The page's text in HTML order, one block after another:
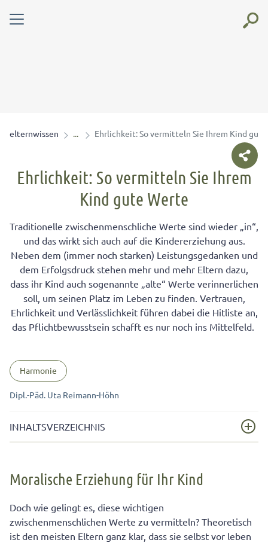
elternwissen Ehrlichkeit: So vermitteln Sie Ihrem Kind
Ehrlichkeit: So vermitteln Sie Ihrem
Kind gute Werte
Traditionelle zwischenmenschliche Werte sind wieder „in“,
und das wirkt sich auch auf die Kindererziehung aus.
Neben dem (immer noch starken) Leistungsgedanken und
dem Erfolgsdruck stehen mehr und mehr Eltern dazu,
dass ihr Kind auch sogenannte „alte“ Werte verinnerlichen
soll, um seinen Platz im Leben zu finden. Vertrauen,
Ehrlichkeit und Verlässlichkeit führen dabei die Hitliste an,
das Pflichtbewusstsein schafft es nur noch ins Mittelfeld.
Harmonie
Dipl.-Päd. Uta Reimann-Höhn
INHALTSVERZEICHNIS
Lüge ist nicht gleich Lüge
Werte und Moral: Heuchelei ist niemandem fremd
5 Tipps Kindererziehung in Sachen Ehrlichkeit
Moralische Erziehung für Ihr Kind
Doch wie gelingt es, diese wichtigen
zwischenmenschlichen Werte zu vermitteln? Theoretisch
ist den meisten Eltern ganz klar, dass sie selbst vor leben